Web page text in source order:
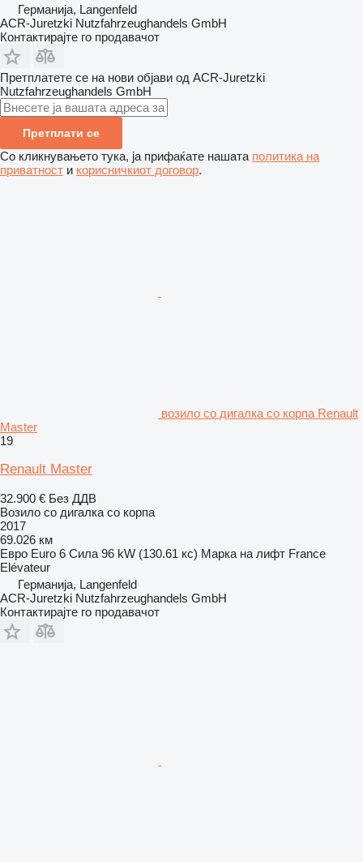
Германија, Langenfeld
ACR-Juretzki Nutzfahrzeughandels GmbH
Контактирајте го продавачот
Претплатете се на нови објави од ACR-Juretzki
Nutzfahrzeughandels GmbH
Претплати се
Со кликнувањето тука, ја прифаќате нашата политика на
приватност и корисничкиот договор.
возило со дигалка со корпа Renault
Master
19
Renault Master
32.900 € Без ДДВ
Возило со дигалка со корпа
2017
69.026 км
Евро Euro 6 Сила 96 kW (130.61 кс) Марка на лифт France
Elévateur
Германија, Langenfeld
ACR-Juretzki Nutzfahrzeughandels GmbH
Контактирајте го продавачот